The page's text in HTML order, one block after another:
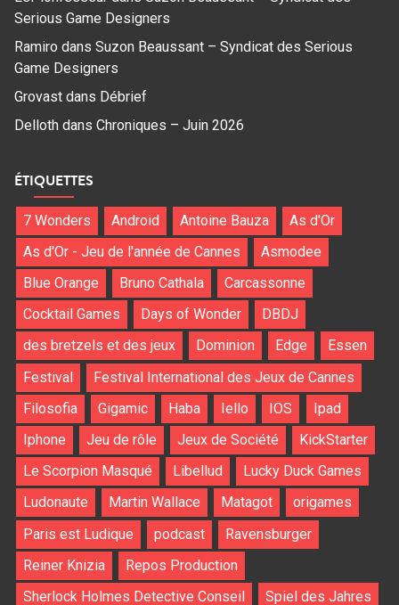
Serious Game Designers
Ramiro dans Suzon Beaussant – Syndicat des Serious
Game Designers
Grovast dans Débrief
Delloth dans Chroniques – Juin 2026
ÉTIQUETTES
7 Wonders Android Antoine Bauza
As d'Or
As d'Or - Jeu de l'année de Cannes
Asmodee
Blue Orange
Bruno Cathala
Carcassonne
Cocktail Games
Days of Wonder
DBDJ
des bretzels et des jeux
Dominion Edge
Essen
Festival
Festival International des Jeux de Cannes
Filosofia
Gigamic Haba Iello IOS
Ipad
Iphone
Jeu de rôle Jeux de Société
KickStarter
Le Scorpion Masqué
Libellud
Lucky Duck Games
Ludonaute
Martin Wallace Matagot
origames
Paris est Ludique
podcast
Ravensburger
Reiner Knizia
Repos Production
Sherlock Holmes Detective Conseil
Spiel des Jahres